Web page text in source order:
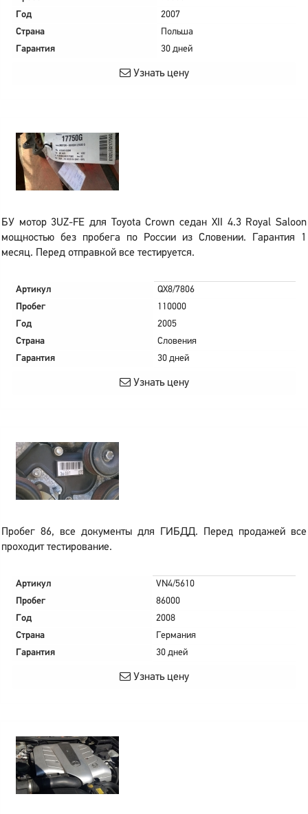
Год
2007
Страна
Польша
Гарантия
30 дней
Узнать цену
БУ мотор 3UZ-FE для Toyota Crown седан XII 4.3 Royal Saloon
мощностью без пробега по России из Словении. Гарантия 1
месяц. Перед отправкой все тестируется.
Артикул
QX8/7806
Пробег
110000
Год
2005
Страна
Словения
Гарантия
30 дней
Узнать цену
Пробег 86, все документы для ГИБДД. Перед продажей все
проходит тестирование.
Артикул
VN4/5610
Пробег
86000
Год
2008
Страна
Германия
Гарантия
30 дней
Узнать цену